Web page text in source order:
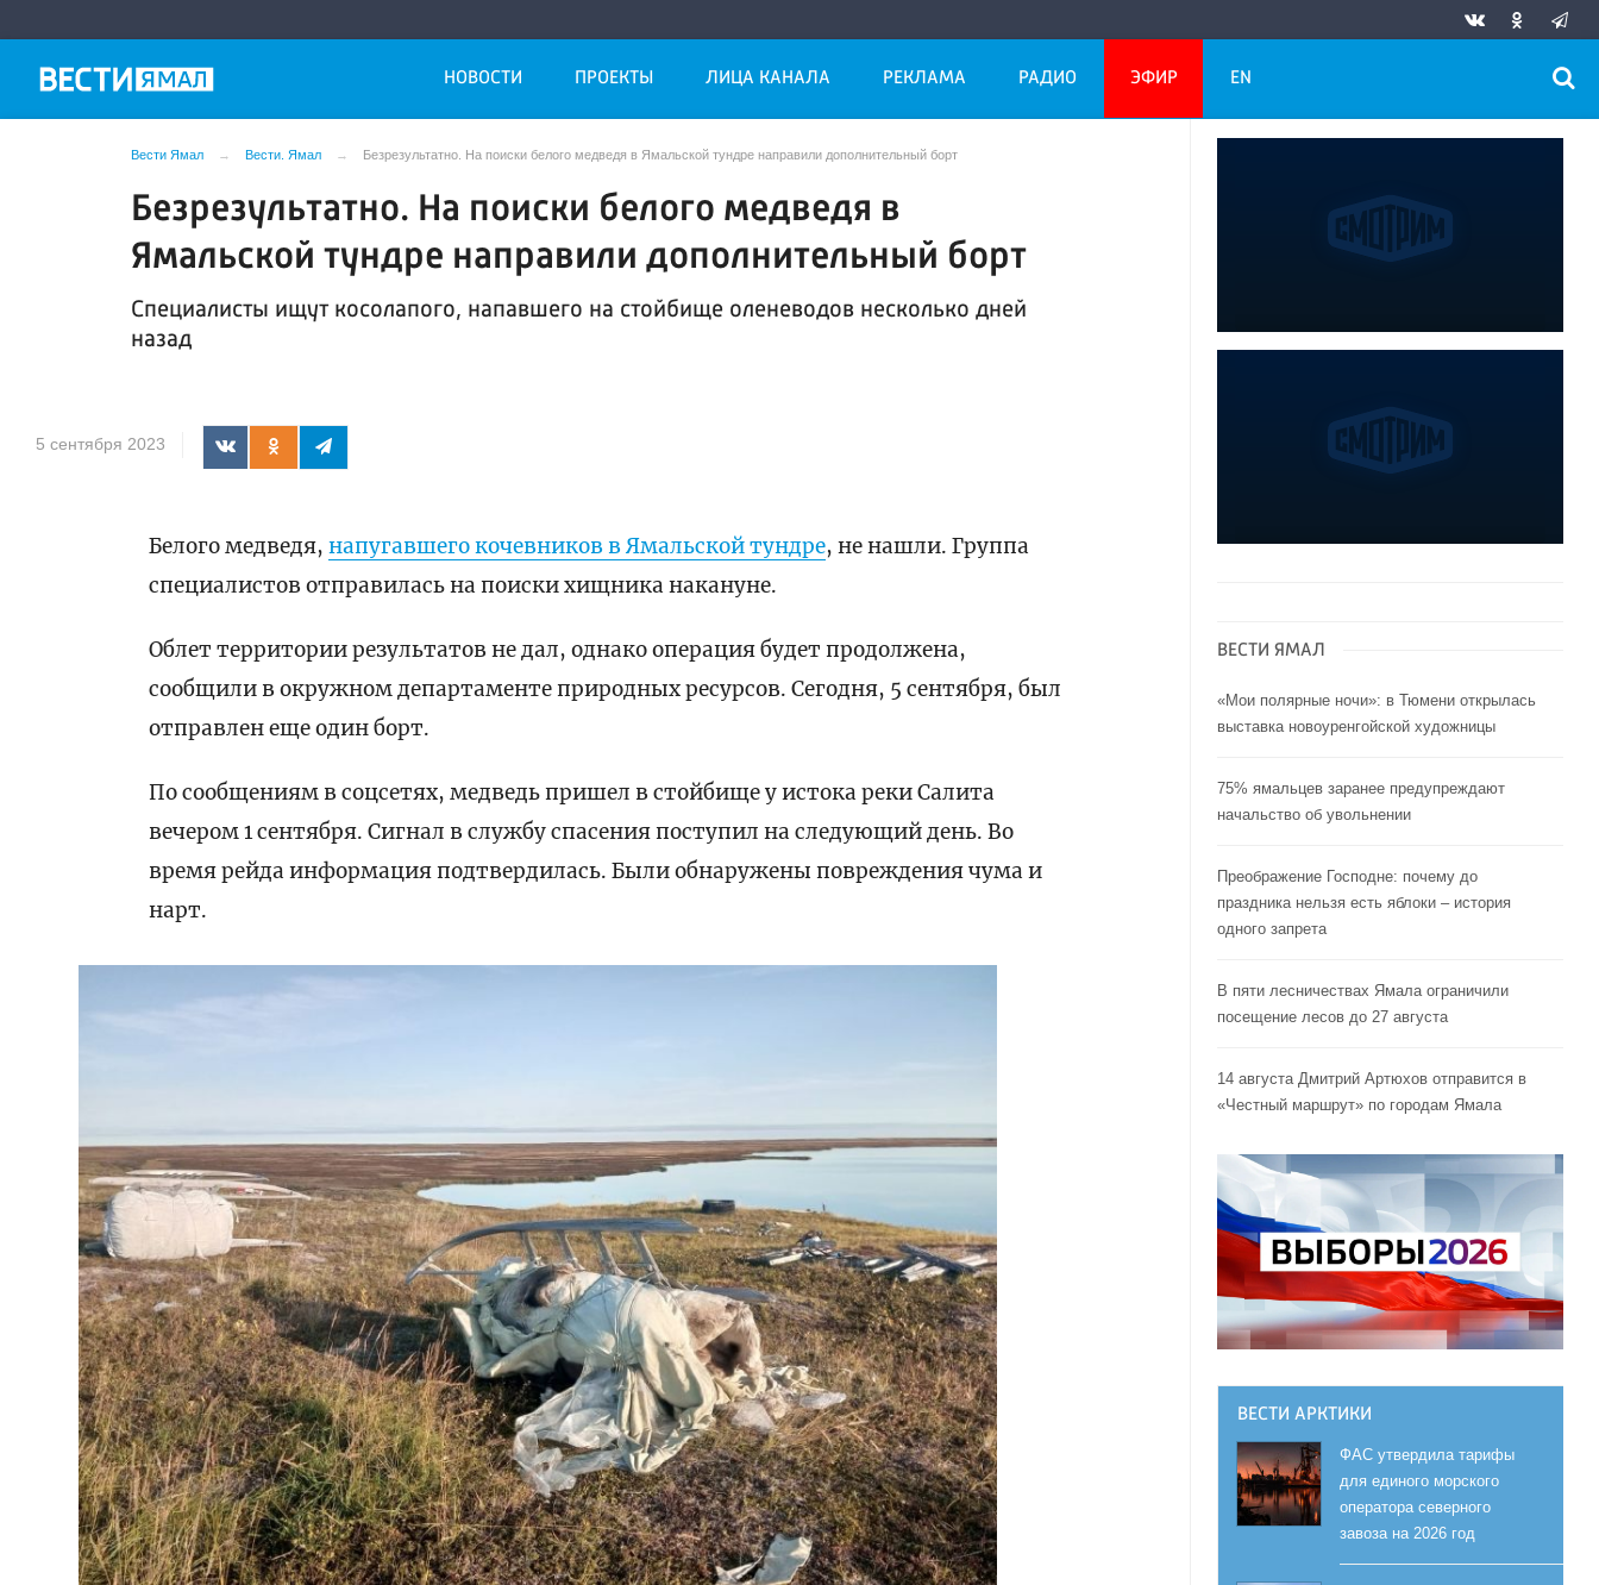
НОВОСТИ ПРОЕКТЫ ЛИЦА КАНАЛА РЕКЛАМА РАДИО ЭФИР EN
Вести Ямал Вести. Ямал Безрезультатно. На поиски белого медведя в Ямальской тундре направили дополнительный борт
Безрезультатно. На поиски белого медведя в
Ямальской тундре направили дополнительный борт
Специалисты ищут косолапого, напавшего на стойбище оленеводов несколько дней
назад
5 сентября 2023
Белого медведя,напугавшего кочевников в Ямальской тундре, не нашли. Группа
специалистов отправилась на поиски хищника накануне.
Облет территории результатов не дал, однако операция будет продолжена,
сообщили в окружном департаменте природных ресурсов. Сегодня, 5 сентября, был
отправлен еще один борт.
По сообщениям в соцсетях, медведь пришел в стойбище у истока реки Салита
вечером 1 сентября. Сигнал в службу спасения поступил на следующий день. Во
время рейда информация подтвердилась. Были обнаружены повреждения чума и
нарт.
ВЕСТИ ЯМАЛ
«Мои полярные ночи»: в Тюмени открылась
выставка новоуренгойской художницы
75% ямальцев заранее предупреждают
начальство об увольнении
Преображение Господне: почему до
праздника нельзя есть яблоки – история
одного запрета
В пяти лесничествах Ямала ограничили
посещение лесов до 27 августа
14 августа Дмитрий Артюхов отправится в
«Честный маршрут» по городам Ямала
ВЕСТИ АРКТИКИ
ФАС утвердила тарифы
для единого морского
оператора северного
завоза на 2026 год